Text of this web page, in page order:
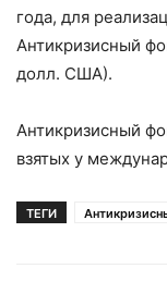
года, для
Антикризисный
долл. США).
Антикризисный
взятых у
ТЕГИ